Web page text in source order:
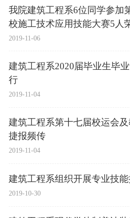
我院建筑工程系6位同学参加
校施工技术应用技能大赛5人
获二等奖、荣获团体三等奖2个
2019-11-06
建筑工程系2020届毕业生毕
行
2019-11-04
建筑工程系第十七届校运会
捷报频传
2019-11-04
建筑工程系组织开展专业技
2019-10-30